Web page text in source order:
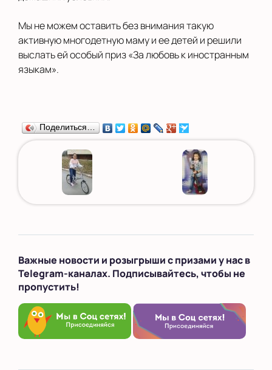
Мы не можем оставить без внимания такую
активную многодетную маму и ее детей и решили
выслать ей особый приз «За любовь к иностранным
языкам».
Поделиться…
Важные новости и розыгрыши с призами у нас в
Telegram-каналах. Подписывайтесь, чтобы не
пропустить!